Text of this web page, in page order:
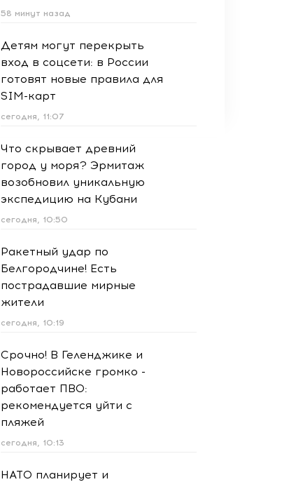
58 минут назад
Детям могут перекрыть
вход в соцсети: в России
готовят новые правила для
SIM-карт
сегодня, 11:07
Что скрывает древний
город у моря? Эрмитаж
возобновил уникальную
экспедицию на Кубани
сегодня, 10:50
Ракетный удар по
Белгородчине! Есть
пострадавшие мирные
жители
сегодня, 10:19
Срочно! В Геленджике и
Новороссийске громко -
работает ПВО:
рекомендуется уйти с
пляжей
сегодня, 10:13
НАТО планирует и